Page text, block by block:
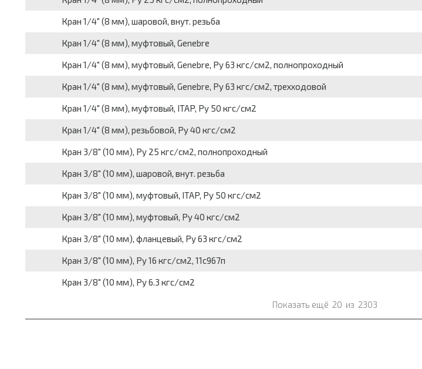
Кран 1/4" (8 мм), шаровой, внут. резьба
Кран 1/4" (8 мм), муфтовый, Genebre
Кран 1/4" (8 мм), муфтовый, Genebre, Py 63 кгс/см2, полнопроходный
Кран 1/4" (8 мм), муфтовый, Genebre, Py 63 кгс/см2, трехходовой
Кран 1/4" (8 мм), муфтовый, ITAP, Py 50 кгс/см2
Кран 1/4" (8 мм), резьбовой, Py 40 кгс/см2
Кран 3/8" (10 мм), Py 25 кгс/см2, полнопроходный
Кран 3/8" (10 мм), шаровой, внут. резьба
Кран 3/8" (10 мм), муфтовый, ITAP, Py 50 кгс/см2
Кран 3/8" (10 мм), муфтовый, Py 40 кгс/см2
Кран 3/8" (10 мм), фланцевый, Py 63 кгс/см2
Кран 3/8" (10 мм), Py 16 кгс/см2, 11с967п
Кран 3/8" (10 мм), Py 6.3 кгс/см2
Показать ещё 20 из 2303